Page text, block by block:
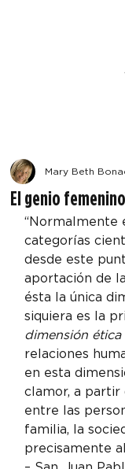
El genio
Mary Beth
“Normalmente
categorías
desde este
aportación de
ésta la única
siquiera es la
dimensión
relaciones
en esta
clamor, a partir
entre las
familia, la
precisamente al